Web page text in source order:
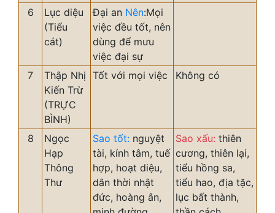
6
Lục diệu
(Tiểu
cát)
Đại an Nên:Mọi
việc đều tốt, nên
dùng để mưu
việc đại sự
7
Thập Nhị
Kiến Trừ
(TRỰC
BÌNH)
Tốt với mọi việc Không có
8
Ngọc
Hạp
Thông
Thư
Sao tốt: nguyệt
tài, kính tâm, tuế
hợp, hoạt diệu,
dân thời nhật
đức, hoàng ân,
Sao xấu: thiên
cương, thiên lại,
tiểu hồng sa,
tiểu hao, địa tặc,
lục bất thành,